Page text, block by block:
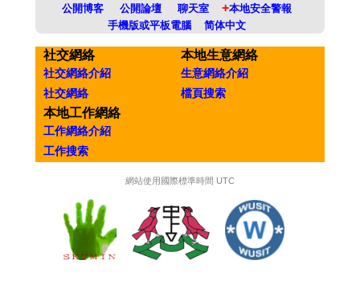
公開博客
公開論壇 聊天室 +本地安全警報
手機版或平板電腦
简体中文
社交網絡
社交網絡介紹
社交網絡
本地生意網絡
生意網絡介紹
檔頁搜索
本地工作網絡
工作網絡介紹
工作搜索
網站使用國際標準時間 UTC